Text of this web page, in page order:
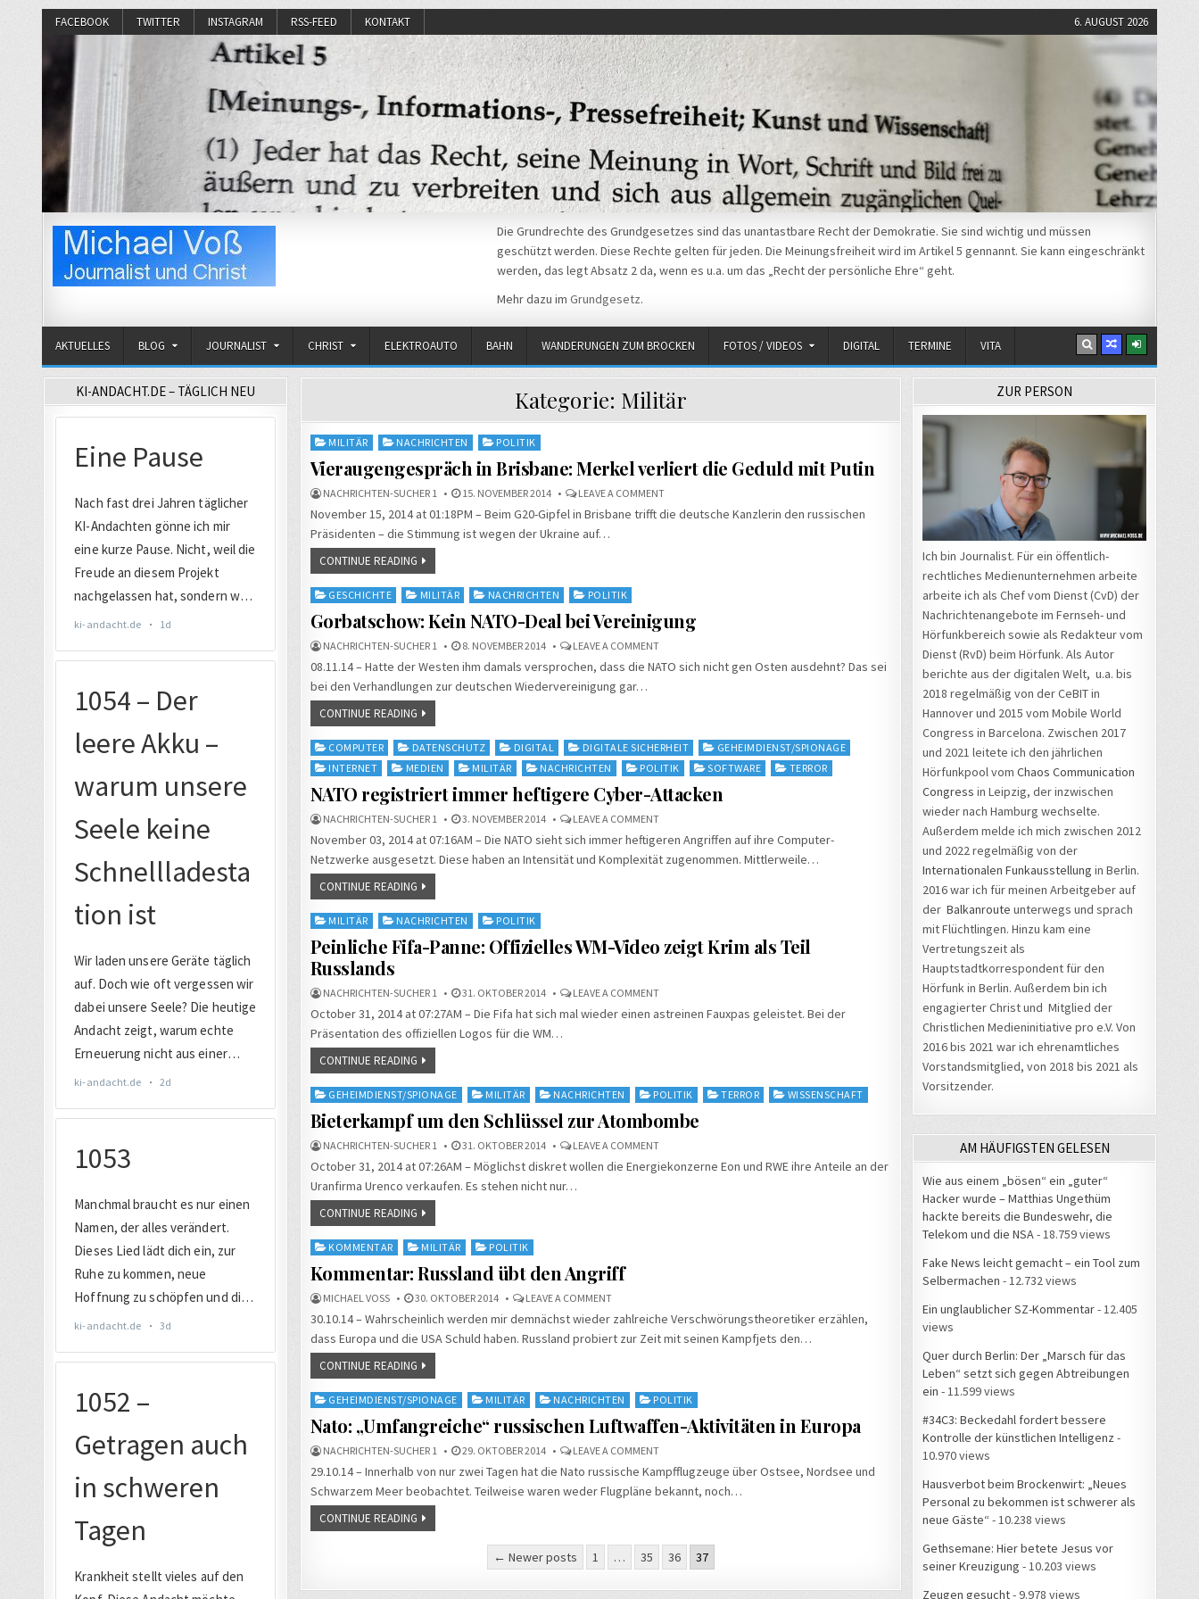
FACEBOOK TWITTER INSTAGRAM RSS-FEED KONTAKT 6. AUGUST 2026
Die Grundrechte des Grundgesetzes sind das unantastbare Recht der Demokratie. Sie sind wichtig und müssen
geschützt werden. Diese Rechte gelten für jeden. Die Meinungsfreiheit wird im Artikel 5 gennannt. Sie kann eingeschränkt
werden, das legt Absatz 2 da, wenn es u.a. um das „Recht der persönliche Ehre“ geht.
Mehr dazu im Grundgesetz.
AKTUELLES BLOG JOURNALIST CHRIST ELEKTROAUTO BAHN WANDERUNGEN ZUM BROCKEN FOTOS / VIDEOS DIGITAL TERMINE VITA
Kategorie: Militär
Posted
in
MILITÄR NACHRICHTEN POLITIK
Vieraugengespräch in Brisbane: Merkel verliert die Geduld mit Putin
NACHRICHTEN-SUCHER 1 15. NOVEMBER 2014 LEAVE A COMMENTON
IN
November 15, 2014 at 01:18PM – Beim G20-Gipfel in Brisbane trifft die deutsche Kanzlerin den russischen
Präsidenten – die Stimmung ist wegen der Ukraine auf…
CONTINUE READING
Posted
in
GESCHICHTE MILITÄR NACHRICHTEN POLITIK
Gorbatschow: Kein NATO-Deal bei Vereinigung
NACHRICHTEN-SUCHER 1 8. NOVEMBER 2014 LEAVE A COMMENTON
KEIN
08.11.14 – Hatte der Westen ihm damals versprochen, dass die NATO sich nicht gen Osten ausdehnt? Das sei
bei den Verhandlungen zur deutschen Wiedervereinigung gar…
CONTINUE READING
Posted
in
COMPUTER DATENSCHUTZ DIGITAL DIGITALE SICHERHEIT
GEHEIMDIENST/SPIONAGE
INTERNET
MEDIEN MILITÄR NACHRICHTEN POLITIK SOFTWARE TERROR
NATO registriert immer heftigere Cyber-Attacken
NACHRICHTEN-SUCHER 1 3. NOVEMBER 2014 LEAVE A COMMENTON
REGISTRIERT
HEFTIGERE
CYBER-
November 03, 2014 at 07:16AM – Die NATO sieht sich immer heftigeren Angriffen auf ihre Computer-
Netzwerke ausgesetzt. Diese haben an Intensität und Komplexität zugenommen. Mittlerweile…
CONTINUE READING
Posted
in
MILITÄR NACHRICHTEN POLITIK
Peinliche Fifa-Panne: Offizielles WM-Video zeigt Krim als Teil
Russlands
NACHRICHTEN-SUCHER 1 31. OKTOBER 2014 LEAVE A COMMENTON
FIFA-
ALS
TEIL
October 31, 2014 at 07:27AM – Die Fifa hat sich mal wieder einen astreinen Fauxpas geleistet. Bei der
Präsentation des offiziellen Logos für die WM…
CONTINUE READING
Posted
in
GEHEIMDIENST/SPIONAGE MILITÄR NACHRICHTEN POLITIK TERROR WISSENSCHAFT
Bieterkampf um den Schlüssel zur Atombombe
NACHRICHTEN-SUCHER 1 31. OKTOBER 2014 LEAVE A COMMENTON
UM
October 31, 2014 at 07:26AM – Möglichst diskret wollen die Energiekonzerne Eon und RWE ihre Anteile an der
Uranfirma Urenco verkaufen. Es stehen nicht nur…
CONTINUE READING
Posted
in
KOMMENTAR MILITÄR POLITIK
Kommentar: Russland übt den Angriff
MICHAEL VOSS 30. OKTOBER 2014 LEAVE A COMMENTON
RUSSLAND
DEN
30.10.14 – Wahrscheinlich werden mir demnächst wieder zahlreiche Verschwörungstheoretiker erzählen,
dass Europa und die USA Schuld haben. Russland probiert zur Zeit mit seinen Kampfjets den…
CONTINUE READING
Posted
in
GEHEIMDIENST/SPIONAGE MILITÄR NACHRICHTEN POLITIK
Nato: „Umfangreiche“ russischen Luftwaffen-Aktivitäten in Europa
NACHRICHTEN-SUCHER 1 29. OKTOBER 2014 LEAVE A COMMENTON
„UMFANGREICHE“
RUSSISCHEN
LUFTWAFFEN-
29.10.14 – Innerhalb von nur zwei Tagen hat die Nato russische Kampfflugzeuge über Ostsee, Nordsee und
Schwarzem Meer beobachtet. Teilweise waren weder Flugpläne bekannt, noch…
CONTINUE READING
Seitennummerierung
← Newer posts 1 … 35 36 37
KI-ANDACHT.DE – TÄGLICH NEU ZUR PERSON
Ich bin Journalist. Für ein öffentlich-
rechtliches Medienunternehmen arbeite
arbeite ich als Chef vom Dienst (CvD) der
Nachrichtenangebote im Fernseh- und
Hörfunkbereich sowie als Redakteur vom
Dienst (RvD) beim Hörfunk. Als Autor
berichte aus der digitalen Welt, u.a. bis
2018 regelmäßig von der CeBIT in
Hannover und 2015 vom Mobile World
Congress in Barcelona. Zwischen 2017
und 2021 leitete ich den jährlichen
Hörfunkpool vom Chaos Communication
Congress in Leipzig, der inzwischen
wieder nach Hamburg wechselte.
Außerdem melde ich mich zwischen 2012
und 2022 regelmäßig von der
Internationalen Funkausstellung in Berlin.
2016 war ich für meinen Arbeitgeber auf
der Balkanroute unterwegs und sprach
mit Flüchtlingen. Hinzu kam eine
Vertretungszeit als
Hauptstadtkorrespondent für den
Hörfunk in Berlin. Außerdem bin ich
engagierter Christ und Mitglied der
Christlichen Medieninitiative pro e.V. Von
2016 bis 2021 war ich ehrenamtliches
Vorstandsmitglied, von 2018 bis 2021 als
Vorsitzender.
AM HÄUFIGSTEN GELESEN
Wie aus einem „bösen“ ein „guter“
Hacker wurde – Matthias Ungethüm
hackte bereits die Bundeswehr, die
Telekom und die NSA - 18.759 views
Fake News leicht gemacht – ein Tool zum
Selbermachen - 12.732 views
Ein unglaublicher SZ-Kommentar- 12.405
views
Quer durch Berlin: Der „Marsch für das
Leben“ setzt sich gegen Abtreibungen
ein - 11.599 views
#34C3: Beckedahl fordert bessere
Kontrolle der künstlichen Intelligenz -
10.970 views
Hausverbot beim Brockenwirt: „Neues
Personal zu bekommen ist schwerer als
neue Gäste“ - 10.238 views
Gethsemane: Hier betete Jesus vor
seiner Kreuzigung - 10.203 views
Zeugen gesucht- 9.978 views